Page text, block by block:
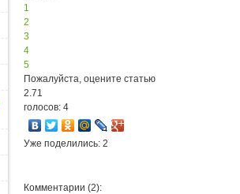
1
2
3
4
5
Пожалуйста, оцените статью
2.71
голосов: 4
Уже поделились: 2
Комментарии (2):